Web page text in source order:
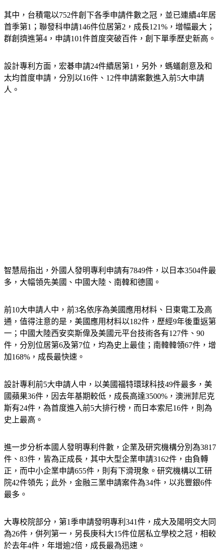
其中，台積電以752件創下各季申請件數之冠，並已連續4年居
首季第1；聯發科申請146件位居第2，成長121%，增幅最大；
群創擠進第4，申請101件首度突破百件，創下單季歷史新高。
設計專利方面，宏碁申請24件續居第1，另外，螞蟻創意及和
太均首度申請，分別以16件、12件申請案數進入前5大申請
人。
智慧局指出，外國人發明專利申請有7849件，以日本3504件最
多，大幅領先美國、中國大陸、南韓和德國。
前10大申請人中，前3名依序為美國應用材料、日東電工及高
通，值得注意的是，美國應用材料以182件，歷經9年後重返第
一；中國大陸西安奕斯偉及美國元平台技術各有127件、90
件，分別位居第6及第7位，均為史上最佳；南韓韓領67件，增
加168%，成長最快速。
設計專利前5大申請人中，以美國福特環球科技49件最多，美
國蘋果36件，因去年基期較低，成長高達3500%，澳洲菲尼克
斯有24件，為首度進入前5大排行榜，而日本索尼16件，則為
史上最高。
進一步分析本國人發明專利件數，企業及研究機構分別為3817
件、83件，皆為正成長，其中大型企業申請3162件，由負轉
正，而中小企業申請655件，則有下滑現象。研究機構以工研
院42件領先；此外，金融三業申請案件為34件，以兆豐銀6件
最多。
大專校院部分，第1季申請發明專利341件，成大及陽明交大同
為26件，併列第一，另長庚科大15件位居私立學校之冠，相較
於去年4件，年增逾2倍，成長最為迅速。